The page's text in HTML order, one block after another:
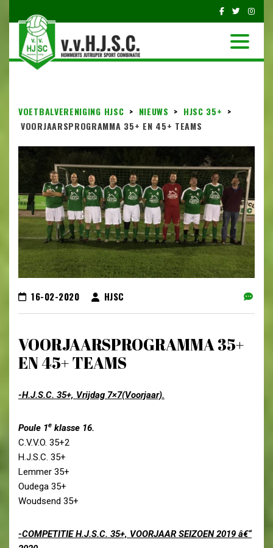
VOETBALVERENIGING HJSC > NIEUWS > HJSC 35+ >
VOORJAARSPROGRAMMA 35+ EN 45+ TEAMS
16-02-2020 HJSC
VOORJAARSPROGRAMMA 35+
EN 45+ TEAMS
-H.J.S.C. 35+, Vrijdag 7×7(Voorjaar).
Poule 1e klasse 16.
C.V.V.O. 35+2
H.J.S.C. 35+
Lemmer 35+
Oudega 35+
Woudsend 35+
-COMPETITIE H.J.S.C. 35+, VOORJAAR SEIZOEN 2019 â€“